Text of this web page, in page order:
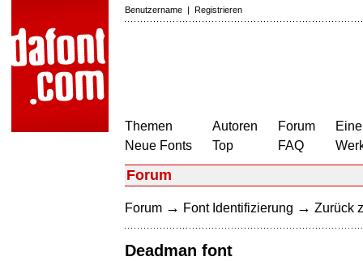
Benutzername | Registrieren
Themen
Neue Fonts
Autoren
Top
Forum
FAQ
Forum
Forum → Font Identifizierung → Zurück
Deadman font